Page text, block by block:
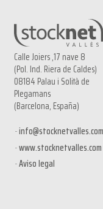
Calle Joiers ,17 nave 8
(Pol. Ind. Riera de Caldes)
08184 Palau i Solità de
Plegamans
(Barcelona, España)
info@stocknetvalles.com
www.stocknetvalles.com
Aviso legal